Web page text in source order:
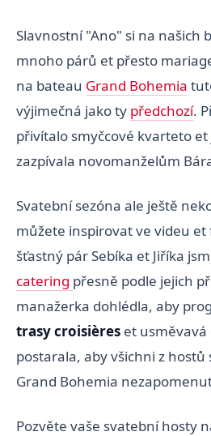
Slavnostní "Ano" si na našich
mnoho párů et přesto
na bateau Grand Bohemia
výjimečná jako ty předchozí.
přivítalo smyčcové kvarteto
zazpívala novomanželům
Svatební sezóna ale ještě
můžete inspirovat ve videu
šťastný pár Sebíka et Jiříka
catering přesně podle jejich
manažerka dohlédla, aby
trasy croisières et usměvavá
postarala, aby všichni z
Grand Bohemia
Pozvěte vaše svatební hosty